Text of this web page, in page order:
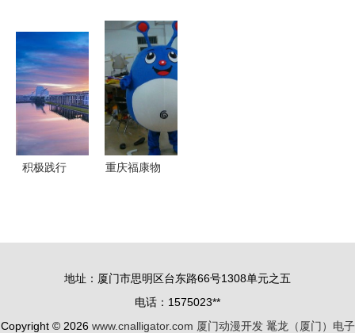
衍生品大赛
十大知名IP
助力厦门动
漫产业新跨
越
品亮相第十
二届厦门国
际动漫节
积极践行
重庆福康物
地址：厦门市思明区台东路66号1308单元之五
电话：1575023**
Copyright © 2026 www.cnalligator.com 厦门动漫开发 鼍龙（厦门）电子